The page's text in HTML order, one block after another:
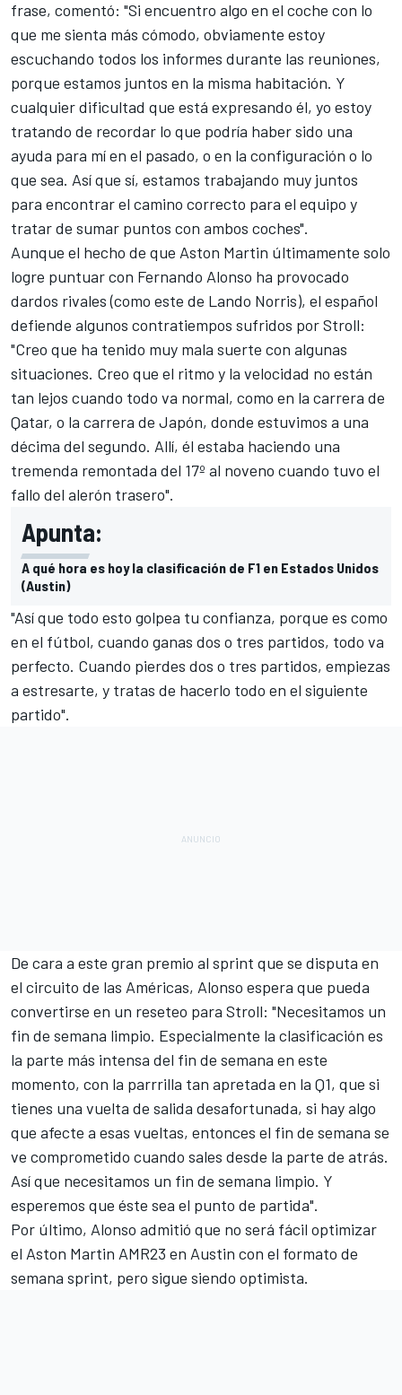
frase, comentó: "Si encuentro algo en el coche con lo
que me sienta más cómodo, obviamente estoy
escuchando todos los informes durante las reuniones,
porque estamos juntos en la misma habitación. Y
cualquier dificultad que está expresando él, yo estoy
tratando de recordar lo que podría haber sido una
ayuda para mí en el pasado, o en la configuración o lo
que sea. Así que sí, estamos trabajando muy juntos
para encontrar el camino correcto para el equipo y
tratar de sumar puntos con ambos coches".
Aunque el hecho de que Aston Martin últimamente solo
logre puntuar con Fernando Alonso ha provocado
dardos rivales (como este de Lando Norris), el español
defiende algunos contratiempos sufridos por Stroll:
"Creo que ha tenido muy mala suerte con algunas
situaciones. Creo que el ritmo y la velocidad no están
tan lejos cuando todo va normal, como en la carrera de
Qatar, o la carrera de Japón, donde estuvimos a una
décima del segundo. Allí, él estaba haciendo una
tremenda remontada del 17º al noveno cuando tuvo el
fallo del alerón trasero".
Apunta:
A qué hora es hoy la clasificación de F1 en Estados Unidos
(Austin)
"Así que todo esto golpea tu confianza, porque es como
en el fútbol, cuando ganas dos o tres partidos, todo va
perfecto. Cuando pierdes dos o tres partidos, empiezas
a estresarte, y tratas de hacerlo todo en el siguiente
partido".
De cara a este gran premio al sprint que se disputa en
el circuito de las Américas, Alonso espera que pueda
convertirse en un reseteo para Stroll: "Necesitamos un
fin de semana limpio. Especialmente la clasificación es
la parte más intensa del fin de semana en este
momento, con la parrrilla tan apretada en la Q1, que si
tienes una vuelta de salida desafortunada, si hay algo
que afecte a esas vueltas, entonces el fin de semana se
ve comprometido cuando sales desde la parte de atrás.
Así que necesitamos un fin de semana limpio. Y
esperemos que éste sea el punto de partida".
Por último, Alonso admitió que no será fácil optimizar
el Aston Martin AMR23 en Austin con el formato de
semana sprint, pero sigue siendo optimista.